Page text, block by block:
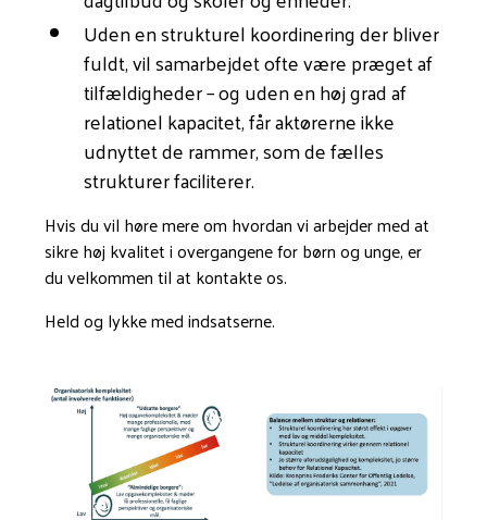
Uden en strukturel koordinering der bliver
fuldt, vil samarbejdet ofte være præget af
tilfældigheder – og uden en høj grad af
relationel kapacitet, får aktørerne ikke
udnyttet de rammer, som de fælles
strukturer faciliterer.
Hvis du vil høre mere om hvordan vi arbejder med at
sikre høj kvalitet i overgangene for børn og unge, er
du velkommen til at kontakte os.
Held og lykke med indsatserne.